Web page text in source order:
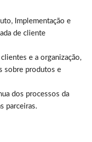
Implementação e
de cliente
e a organização,
sobre produtos e
dos processos da
parceiras.